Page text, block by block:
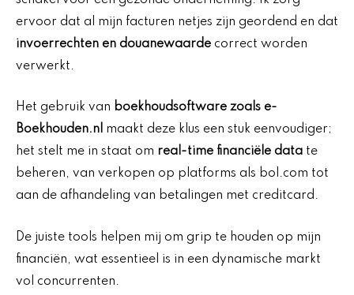
ervoor dat al mijn facturen netjes zijn geordend en dat
invoerrechten en douanewaarde correct worden
verwerkt.
Het gebruik van boekhoudsoftware zoals e-
Boekhouden.nl maakt deze klus een stuk eenvoudiger;
het stelt me in staat om real-time financiële data te
beheren, van verkopen op platforms als bol.com tot
aan de afhandeling van betalingen met creditcard.
De juiste tools helpen mij om grip te houden op mijn
financiën, wat essentieel is in een dynamische markt
vol concurrenten.